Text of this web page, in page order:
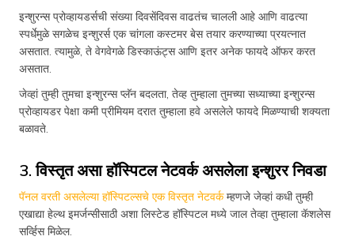
इन्शुरन्स प्रोव्हायडर्सची संख्या दिवसेंदिवस वाढतंच चालली आहे आणि वाढत्या
स्पर्धेमुळे सगळेच इन्शुरर्स एक चांगला कस्टमर बेस तयार करण्याच्या प्रयत्नात
असतात. त्यामुळे, ते वेगवेगळे डिस्काऊंट्स आणि इतर अनेक फायदे ऑफर करत
असतात.
जेव्हां तुम्ही तुमचा इन्शुरन्स प्लॅन बदलता, तेव्ह तुम्हाला तुमच्या सध्याच्या इन्शुरन्स
प्रोव्हायडर पेक्षा कमी प्रीमियम दरात तुम्हाला हवे असलेले फायदे मिळण्याची शक्यता
बळावते.
3. विस्तृत असा हॉस्पिटल नेटवर्क असलेला इन्शुरर निवडा
पॅनल वरती असलेल्या हॉस्पिटल्सचे एक विस्तृत नेटवर्कम्हणजे जेव्हां कधी तुम्ही
एखाद्या हेल्थ इमर्जन्सीसाठी अशा लिस्टेड हॉस्पिटल मध्ये जाल तेव्हा तुम्हाला कॅशलेस
सर्व्हिस मिळेल.